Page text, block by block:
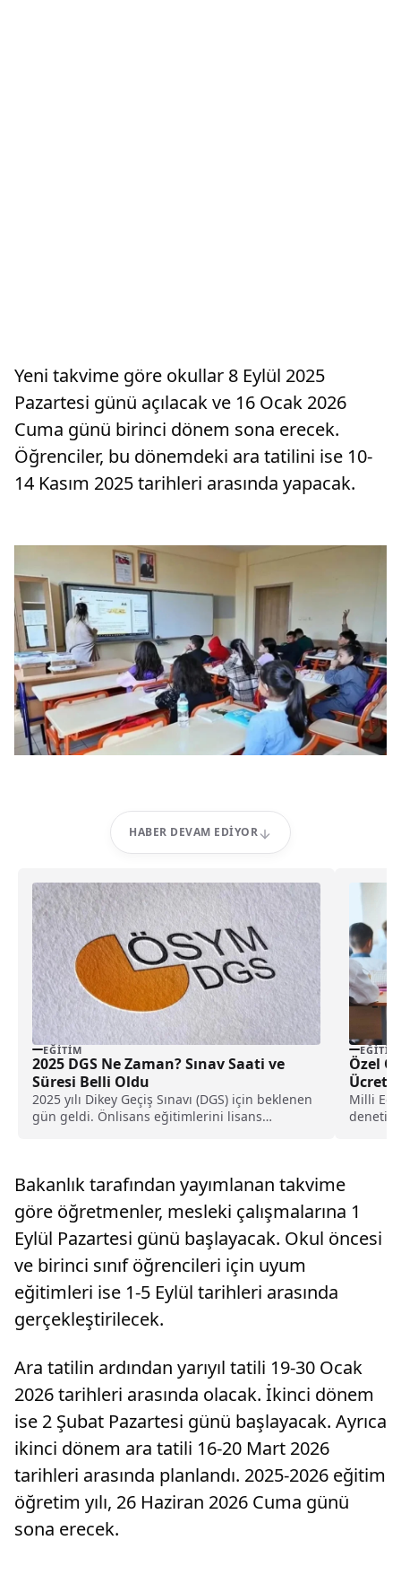
Yeni takvime göre okullar 8 Eylül 2025
Pazartesi günü açılacak ve 16 Ocak 2026
Cuma günü birinci dönem sona erecek.
Öğrenciler, bu dönemdeki ara tatilini ise 10-
14 Kasım 2025 tarihleri arasında yapacak.
HABER DEVAM EDIYOR
EĞITIM
2025 DGS Ne Zaman? Sınav Saati ve
Süresi Belli Oldu
2025 yılı Dikey Geçiş Sınavı (DGS) için beklenen
gün geldi. Önlisans eğitimlerini lisans
EĞITIM
Özel
Milli
Bakanlık tarafından yayımlanan takvime
göre öğretmenler, mesleki çalışmalarına 1
Eylül Pazartesi günü başlayacak. Okul öncesi
ve birinci sınıf öğrencileri için uyum
eğitimleri ise 1-5 Eylül tarihleri arasında
gerçekleştirilecek.
Ara tatilin ardından yarıyıl tatili 19-30 Ocak
2026 tarihleri arasında olacak. İkinci dönem
ise 2 Şubat Pazartesi günü başlayacak. Ayrıca
ikinci dönem ara tatili 16-20 Mart 2026
tarihleri arasında planlandı. 2025-2026 eğitim
öğretim yılı, 26 Haziran 2026 Cuma günü
sona erecek.